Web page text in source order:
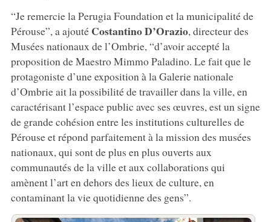
“Je remercie la Perugia Foundation et la municipalité de
Pérouse”, a ajouté Costantino D’Orazio, directeur des
Musées nationaux de l’Ombrie, “d’avoir accepté la
proposition de Maestro Mimmo Paladino. Le fait que le
protagoniste d’une exposition à la Galerie nationale
d’Ombrie ait la possibilité de travailler dans la ville, en
caractérisant l’espace public avec ses œuvres, est un signe
de grande cohésion entre les institutions culturelles de
Pérouse et répond parfaitement à la mission des musées
nationaux, qui sont de plus en plus ouverts aux
communautés de la ville et aux collaborations qui
amènent l’art en dehors des lieux de culture, en
contaminant la vie quotidienne des gens”.